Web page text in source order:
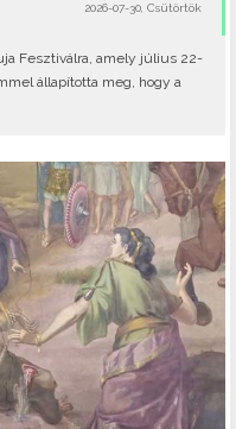
2026-07-30, Csütörtök
Fesztiválra, amely július 22-
állapította meg, hogy a